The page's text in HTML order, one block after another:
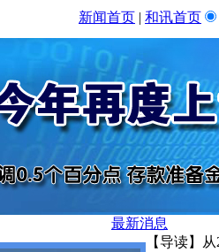
新闻首页 | 和讯首页
最新消息
【导读】